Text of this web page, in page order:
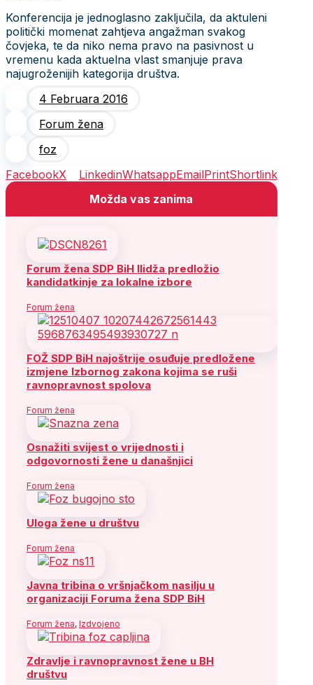
Konferencija je jednoglasno zaključila, da aktuleni
politički momenat zahtjeva angažman svakog
čovjeka, te da niko nema pravo na pasivnost u
vremenu kada aktuelna vlast smanjuje prava
najugroženijih kategorija društva.
4 Februara 2016
Forum žena
foz
FacebookX LinkedinWhatsappEmailPrintShortlink
Možda vas zanima
Forum žena SDP BiH Ilidža predložio
kandidatkinje za lokalne izbore
Forum žena
FOŽ SDP BiH najoštrije osuđuje predložene
izmjene Izbornog zakona kojima se ruši
ravnopravnost spolova
Forum žena
Osnažiti svijest o vrijednosti i
odgovornosti žene u današnjici
Forum žena
Uloga žene u društvu
Forum žena
Javna tribina o vršnjačkom nasilju u
organizaciji Foruma žena SDP BiH
Forum žena, Izdvojeno
Zdravlje i ravnopravnost žene u BH
društvu